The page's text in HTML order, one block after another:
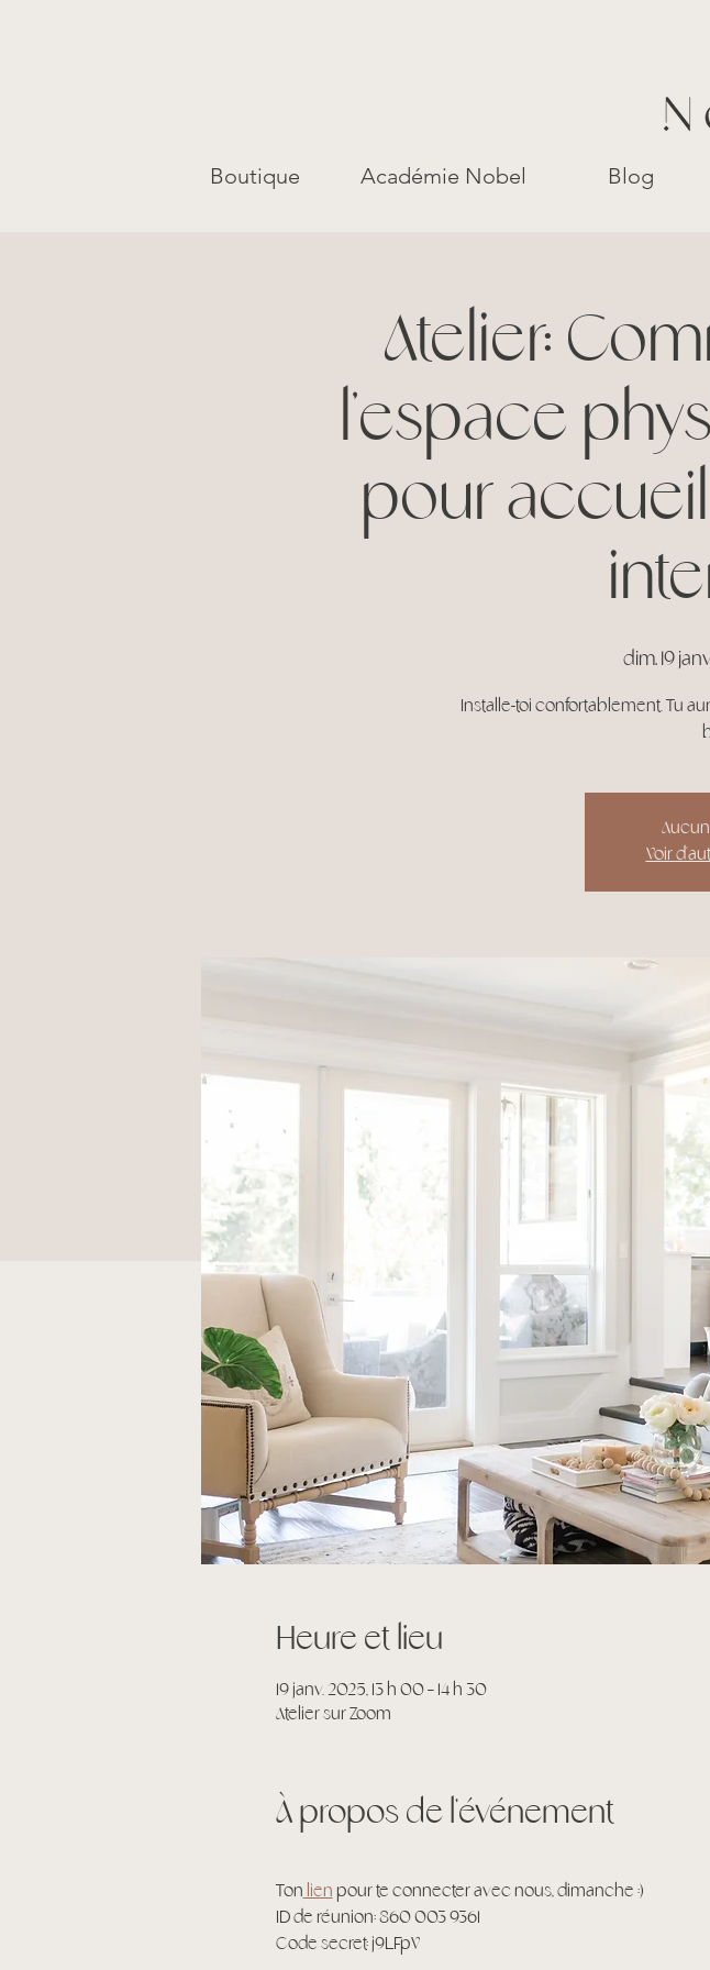
Boutique Académie Nobel Blog
Atelier:
l'espace
pour
dim. 19
Installe-toi confortablement. Tu
Voir
Heure et lieu
19 janv. 2025, 13 h 00 – 14 h 30
Atelier sur Zoom
À propos de l'événement
Ton lien pour te connecter avec nous, dimanche :)
ID de réunion: 860 003 9361
Code secret: j9LFpV